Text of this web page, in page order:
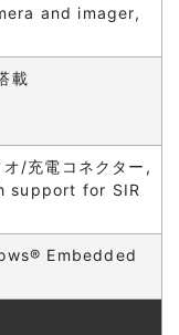
and imager,
載
/充電コネクター,
support for SIR
Embedded